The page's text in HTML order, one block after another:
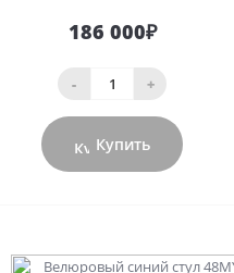
186 000₽
- +
Купить